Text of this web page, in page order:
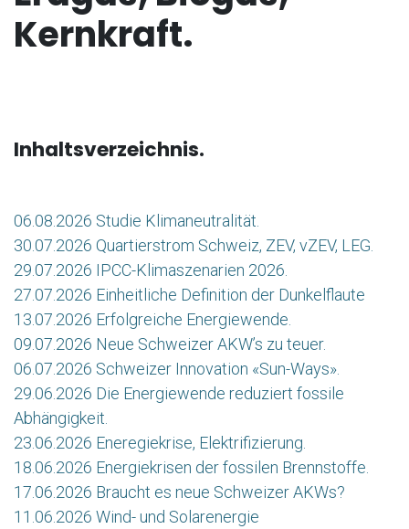
Kernkraft.
Inhaltsverzeichnis.
06.08.2026 Studie Klimaneutralität.
30.07.2026 Quartierstrom Schweiz, ZEV, vZEV, LEG.
29.07.2026 IPCC-Klimaszenarien 2026.
27.07.2026 Einheitliche Definition der Dunkelflaute
13.07.2026 Erfolgreiche Energiewende.
09.07.2026 Neue Schweizer AKW’s zu teuer.
06.07.2026 Schweizer Innovation «Sun-Ways».
29.06.2026 Die Energiewende reduziert fossile
Abhängigkeit.
23.06.2026 Eneregiekrise, Elektrifizierung.
18.06.2026 Energiekrisen der fossilen Brennstoffe.
17.06.2026 Braucht es neue Schweizer AKWs?
11.06.2026 Wind- und Solarenergie